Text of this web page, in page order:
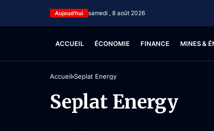
Aujoud'hui samedi , 8 août 2026
ACCUEIL ÉCONOMIE FINANCE MINES &
Accueil Seplat Energy
Seplat Energy